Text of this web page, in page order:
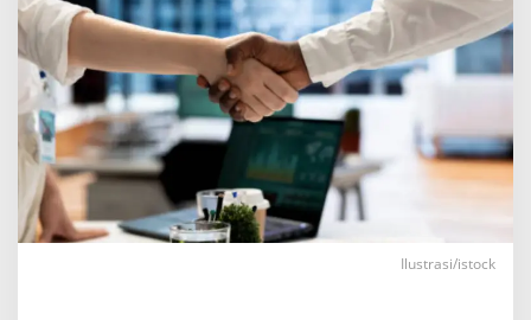
a
y
a
n
g
M
e
n
r
m
i
n
Ilustrasi/istock